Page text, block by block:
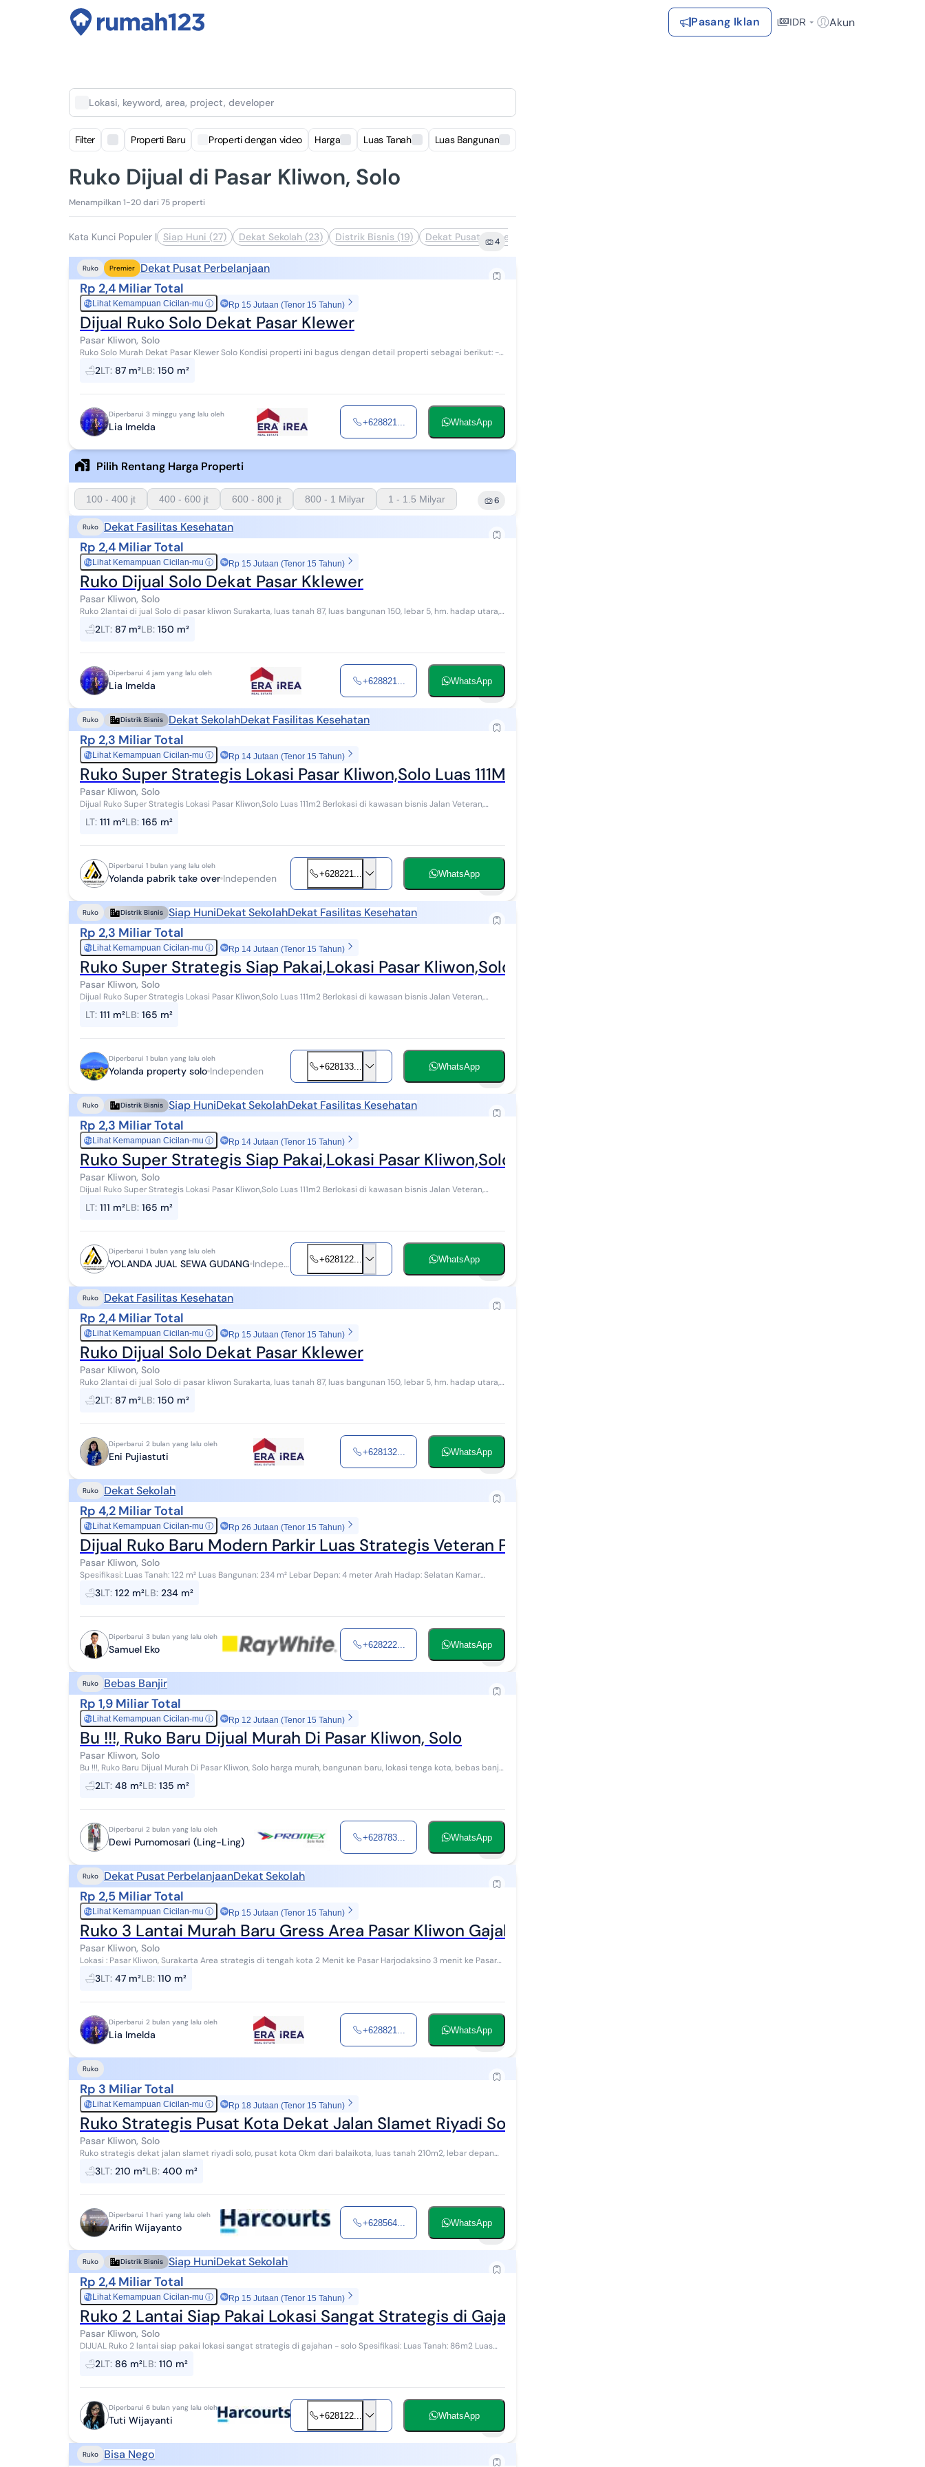
Pasang Iklan IDR Akun
Lokasi, keyword, area, project, developer
Filter Properti Baru Properti dengan video Harga Luas Tanah Luas Bangunan
Ruko Dijual di Pasar Kliwon, Solo
Menampilkan 1-20 dari 75 properti
Kata Kunci Populer | Siap Huni (27) Dekat Sekolah (23) Distrik Bisnis (19) Dekat Pusat Perbelanjaan (18)
4
Ruko Premier Dekat Pusat Perbelanjaan
Rp 2,4 Miliar Total
RpLihat Kemampuan Cicilan-mu ⓘ Rp 15 Jutaan (Tenor 15 Tahun)
Dijual Ruko Solo Dekat Pasar Klewer
Pasar Kliwon, Solo
Ruko Solo Murah Dekat Pasar Klewer Solo Kondisi properti ini bagus dengan detail properti sebagai berikut: -
2LT: 87 m²LB: 150 m²
Diperbarui 3 minggu yang lalu oleh
Lia Imelda +628821... WhatsApp
Pilih Rentang Harga Properti
100 - 400 jt 400 - 600 jt 600 - 800 jt 800 - 1 Milyar 1 - 1.5 Milyar 6
Ruko Dekat Fasilitas Kesehatan
Rp 2,4 Miliar Total
RpLihat Kemampuan Cicilan-mu ⓘ Rp 15 Jutaan (Tenor 15 Tahun)
Ruko Dijual Solo Dekat Pasar Kklewer
Pasar Kliwon, Solo
Ruko 2lantai di jual Solo di pasar kliwon Surakarta, luas tanah 87, luas bangunan 150, lebar 5, hm. hadap utara,
2kamar mandi, 7700W, Harga 2...
2LT: 87 m²LB: 150 m²
Diperbarui 4 jam yang lalu oleh
Lia Imelda +628821... WhatsApp
Ruko Distrik Bisnis Dekat SekolahDekat Fasilitas Kesehatan
Rp 2,3 Miliar Total
RpLihat Kemampuan Cicilan-mu ⓘ Rp 14 Jutaan (Tenor 15 Tahun)
Ruko Super Strategis Lokasi Pasar Kliwon,Solo Luas 111M2
Pasar Kliwon, Solo
Dijual Ruko Super Strategis Lokasi Pasar Kliwon,Solo Luas 111m2 Berlokasi di kawasan bisnis Jalan Veteran,
LT: 111 m²LB: 165 m²
Diperbarui 1 bulan yang lalu oleh
Yolanda pabrik take over Independen +628221... WhatsApp
Ruko Distrik Bisnis Siap HuniDekat SekolahDekat Fasilitas Kesehatan
Rp 2,3 Miliar Total
RpLihat Kemampuan Cicilan-mu ⓘ Rp 14 Jutaan (Tenor 15 Tahun)
Ruko Super Strategis Siap Pakai,Lokasi Pasar Kliwon,Solo Luas 111M2
Pasar Kliwon, Solo
Dijual Ruko Super Strategis Lokasi Pasar Kliwon,Solo Luas 111m2 Berlokasi di kawasan bisnis Jalan Veteran,
LT: 111 m²LB: 165 m²
Diperbarui 1 bulan yang lalu oleh
Yolanda property solo Independen +628133... WhatsApp
Ruko Distrik Bisnis Siap HuniDekat SekolahDekat Fasilitas Kesehatan
Rp 2,3 Miliar Total
RpLihat Kemampuan Cicilan-mu ⓘ Rp 14 Jutaan (Tenor 15 Tahun)
Ruko Super Strategis Siap Pakai,Lokasi Pasar Kliwon,Solo Luas 111M2 Bu!!
Pasar Kliwon, Solo
Dijual Ruko Super Strategis Lokasi Pasar Kliwon,Solo Luas 111m2 Berlokasi di kawasan bisnis Jalan Veteran,
LT: 111 m²LB: 165 m²
Diperbarui 1 bulan yang lalu oleh
YOLANDA JUAL SEWA GUDANG Independen +628122... WhatsApp
Ruko Dekat Fasilitas Kesehatan
Rp 2,4 Miliar Total
RpLihat Kemampuan Cicilan-mu ⓘ Rp 15 Jutaan (Tenor 15 Tahun)
Ruko Dijual Solo Dekat Pasar Kklewer
Pasar Kliwon, Solo
Ruko 2lantai di jual Solo di pasar kliwon Surakarta, luas tanah 87, luas bangunan 150, lebar 5, hm. hadap utara,
2kamar mandi, 7700W, Harga 2...
2LT: 87 m²LB: 150 m²
Diperbarui 2 bulan yang lalu oleh
Eni Pujiastuti +628132... WhatsApp
Ruko Dekat Sekolah
Rp 4,2 Miliar Total
RpLihat Kemampuan Cicilan-mu ⓘ Rp 26 Jutaan (Tenor 15 Tahun)
Dijual Ruko Baru Modern Parkir Luas Strategis Veteran Pasar Kliwon Gading Solo
Pasar Kliwon, Solo
Spesifikasi: Luas Tanah: 122 m² Luas Bangunan: 234 m² Lebar Depan: 4 meter Arah Hadap: Selatan Kamar
3LT: 122 m²LB: 234 m²
Diperbarui 3 bulan yang lalu oleh
Samuel Eko +628222... WhatsApp
Ruko Bebas Banjir
Rp 1,9 Miliar Total
RpLihat Kemampuan Cicilan-mu ⓘ Rp 12 Jutaan (Tenor 15 Tahun)
Bu !!!, Ruko Baru Dijual Murah Di Pasar Kliwon, Solo
Pasar Kliwon, Solo
Bu !!!, Ruko Baru Dijual Murah Di Pasar Kliwon, Solo harga murah, bangunan baru, lokasi tenga kota, bebas banjir,
lingkungan ramai
2LT: 48 m²LB: 135 m²
Diperbarui 2 bulan yang lalu oleh
Dewi Purnomosari (Ling-Ling) +628783... WhatsApp
Ruko Dekat Pusat PerbelanjaanDekat Sekolah
Rp 2,5 Miliar Total
RpLihat Kemampuan Cicilan-mu ⓘ Rp 15 Jutaan (Tenor 15 Tahun)
Ruko 3 Lantai Murah Baru Gress Area Pasar Kliwon Gajahan Solo
Pasar Kliwon, Solo
Lokasi : Pasar Kliwon, Surakarta Area strategis di tengah kota 2 Menit ke Pasar Harjodaksino 3 menit ke Pasar
3LT: 47 m²LB: 110 m²
Diperbarui 2 bulan yang lalu oleh
Lia Imelda +628821... WhatsApp
Ruko
Rp 3 Miliar Total
RpLihat Kemampuan Cicilan-mu ⓘ Rp 18 Jutaan (Tenor 15 Tahun)
Ruko Strategis Pusat Kota Dekat Jalan Slamet Riyadi Solo
Pasar Kliwon, Solo
Ruko strategis dekat jalan slamet riyadi solo, pusat kota 0km dari balaikota, luas tanah 210m2, lebar depan
8,5m, 2 lantai luas bangunan 400m2, 9 k...
3LT: 210 m²LB: 400 m²
Diperbarui 1 hari yang lalu oleh
Arifin Wijayanto +628564... WhatsApp
Ruko Distrik Bisnis Siap HuniDekat Sekolah
Rp 2,4 Miliar Total
RpLihat Kemampuan Cicilan-mu ⓘ Rp 15 Jutaan (Tenor 15 Tahun)
Ruko 2 Lantai Siap Pakai Lokasi Sangat Strategis di Gajahan - Solo
Pasar Kliwon, Solo
DIJUAL Ruko 2 lantai siap pakai lokasi sangat strategis di gajahan - solo Spesifikasi: Luas Tanah: 86m2 Luas
Bangunan: 110m2 Lebar Depan: 8 m 2 K...
2LT: 86 m²LB: 110 m²
Diperbarui 6 bulan yang lalu oleh
Tuti Wijayanti +628122... WhatsApp
Ruko Bisa Nego